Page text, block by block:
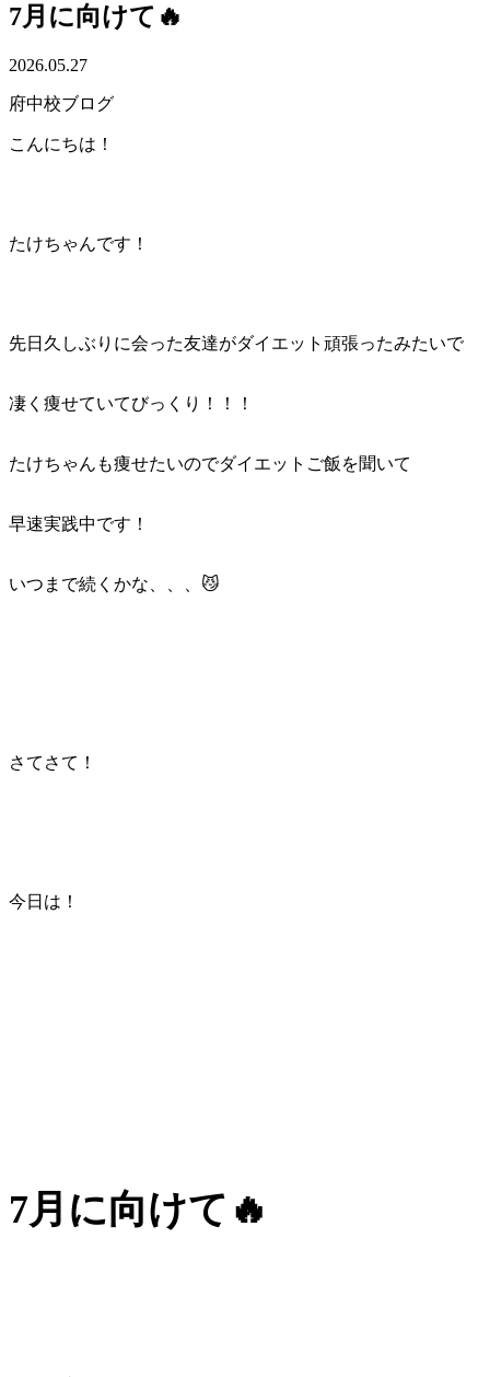
7月に向けて🔥
2026.05.27
府中校ブログ
こんにちは！
たけちゃんです！
先日久しぶりに会った友達がダイエット頑張ったみたいで
凄く痩せていてびっくり！！！
たけちゃんも痩せたいのでダイエットご飯を聞いて
早速実践中です！
いつまで続くかな、、、😼
さてさて！
今日は！
7月に向けて🔥